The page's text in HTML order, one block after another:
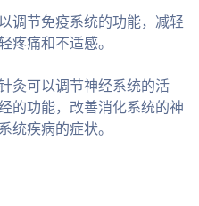
调节免疫系统的功能，减轻
疼痛和不适感。
灸可以调节神经系统的活
的功能，改善消化系统的神
统疾病的症状。